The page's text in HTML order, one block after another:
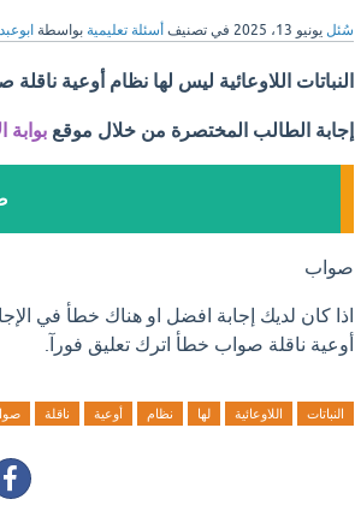
سُئل يونيو 13، 2025 في تصنيف أسئلة تعليمية بواسطة
النباتات اللاوعائية ليس لها نظام أوعية
إجابة الطالب المختصرة من خلال موقع بوابة
صواب
اذا كان لديك إجابة افضل او هناك خطأ في
أوعية ناقلة صواب خطأ اترك تعليق فورآ.
النباتات اللاوعائية لها نظام أوعية ناقلة